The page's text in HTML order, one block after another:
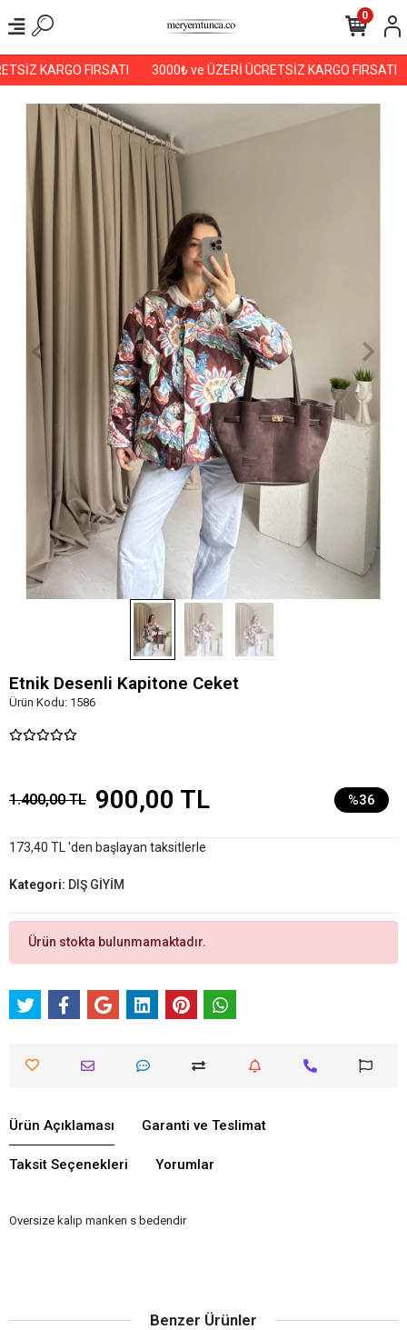
KARGO FIRSATI 3000₺ ve ÜZERİ ÜCRETSİZ KARGO FIRSATI
0
Etnik Desenli Kapitone Ceket
Ürün Kodu: 1586
1.400,00 TL 900,00 TL %36
173,40 TL 'den başlayan taksitlerle
Kategori: DIŞ GİYİM
Ürün stokta bulunmamaktadır.
Ürün Açıklaması Garanti ve Teslimat
Taksit Seçenekleri Yorumlar
Oversize kalıp manken s bedendir
Benzer Ürünler